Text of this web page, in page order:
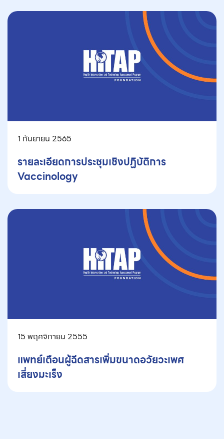
1 กันยายน 2565
รายละเอียดการประชุมเชิงปฏิบัติการ
Vaccinology
15 พฤศจิกายน 2555
แพทย์เตือนผู้ฉีดสารเพิ่มขนาดอวัยวะเพศ
เสี่ยงมะเร็ง